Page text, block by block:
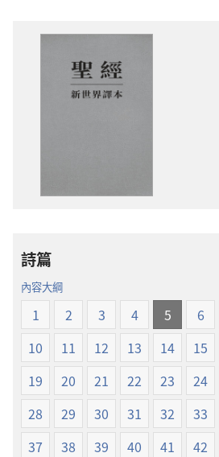
詩篇
內容大綱
1 2 3 4 5 6
10
11 12 13 14 15
19
20 21 22 23 24
28
29 30 31 32 33
37
38 39 40 41 42